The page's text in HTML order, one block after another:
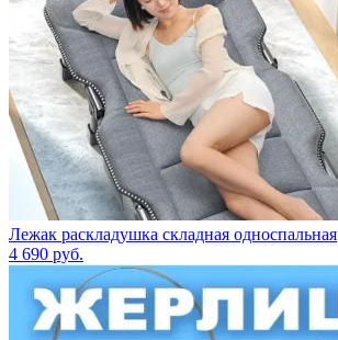
Лежак раскладушка складная односпальная
4 690 руб.